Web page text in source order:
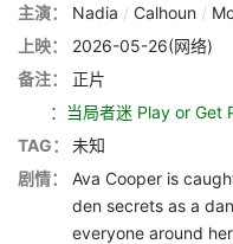
主演：
Nadia / Calhoun /
上映：
2026-05-26(网络)
备注：
正片
：当局者迷 Play or Get
TAG：
未知
剧情：
Ava Cooper is
den secrets as a
everyone around